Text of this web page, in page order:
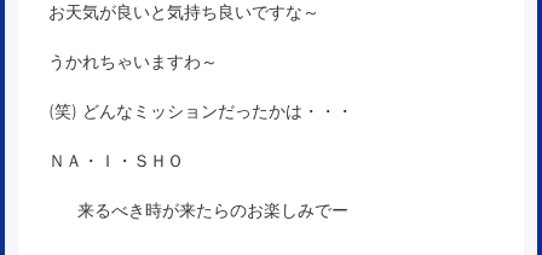
お天気が良いと気持ち良いですな～
うかれちゃいますわ～
(笑) どんなミッションだったかは・・・
ＮＡ・Ｉ・ＳＨＯ
来るべき時が来たらのお楽しみでー